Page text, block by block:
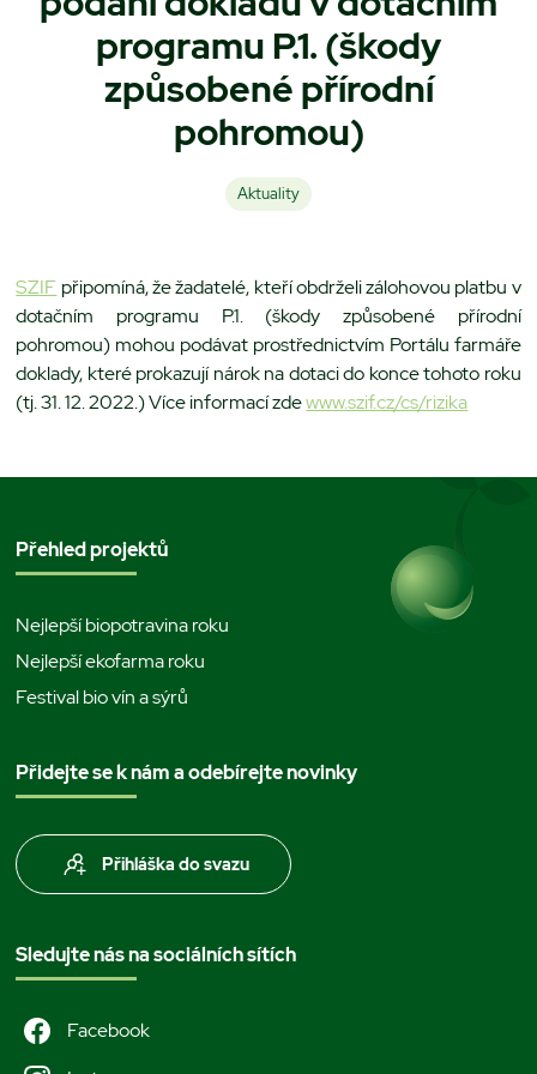
programu P.1. (škody
způsobené přírodní
pohromou)
Aktuality
SZIF připomíná, že žadatelé, kteří obdrželi zálohovou platbu v
dotačním programu P.1. (škody způsobené přírodní
pohromou) mohou podávat prostřednictvím Portálu farmáře
doklady, které prokazují nárok na dotaci do konce tohoto roku
(tj. 31. 12. 2022.) Více informací zdewww.szif.cz/cs/rizika
Přehled projektů
Nejlepší biopotravina roku
Nejlepší ekofarma roku
Festival bio vín a sýrů
Přidejte se k nám a odebírejte novinky
Přihláška do svazu
Sledujte nás na sociálních sítích
Facebook